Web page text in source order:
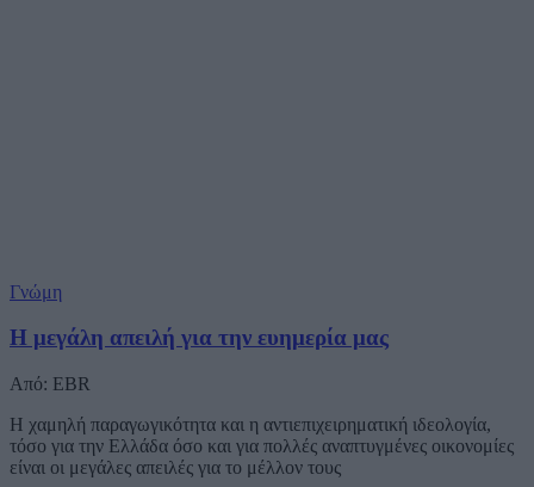
Γνώμη
Η μεγάλη απειλή για την ευημερία μας
Από: EBR
Η χαμηλή παραγωγικότητα και η αντιεπιχειρηματική ιδεολογία,
τόσο για την Ελλάδα όσο και για πολλές αναπτυγμένες οικονομίες
είναι οι μεγάλες απειλές για το μέλλον τους